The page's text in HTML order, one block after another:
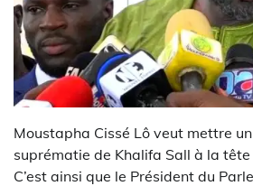
Moustapha Cissé Lô veut mettre
suprématie de Khalifa Sall à la
C’est ainsi que le Président du